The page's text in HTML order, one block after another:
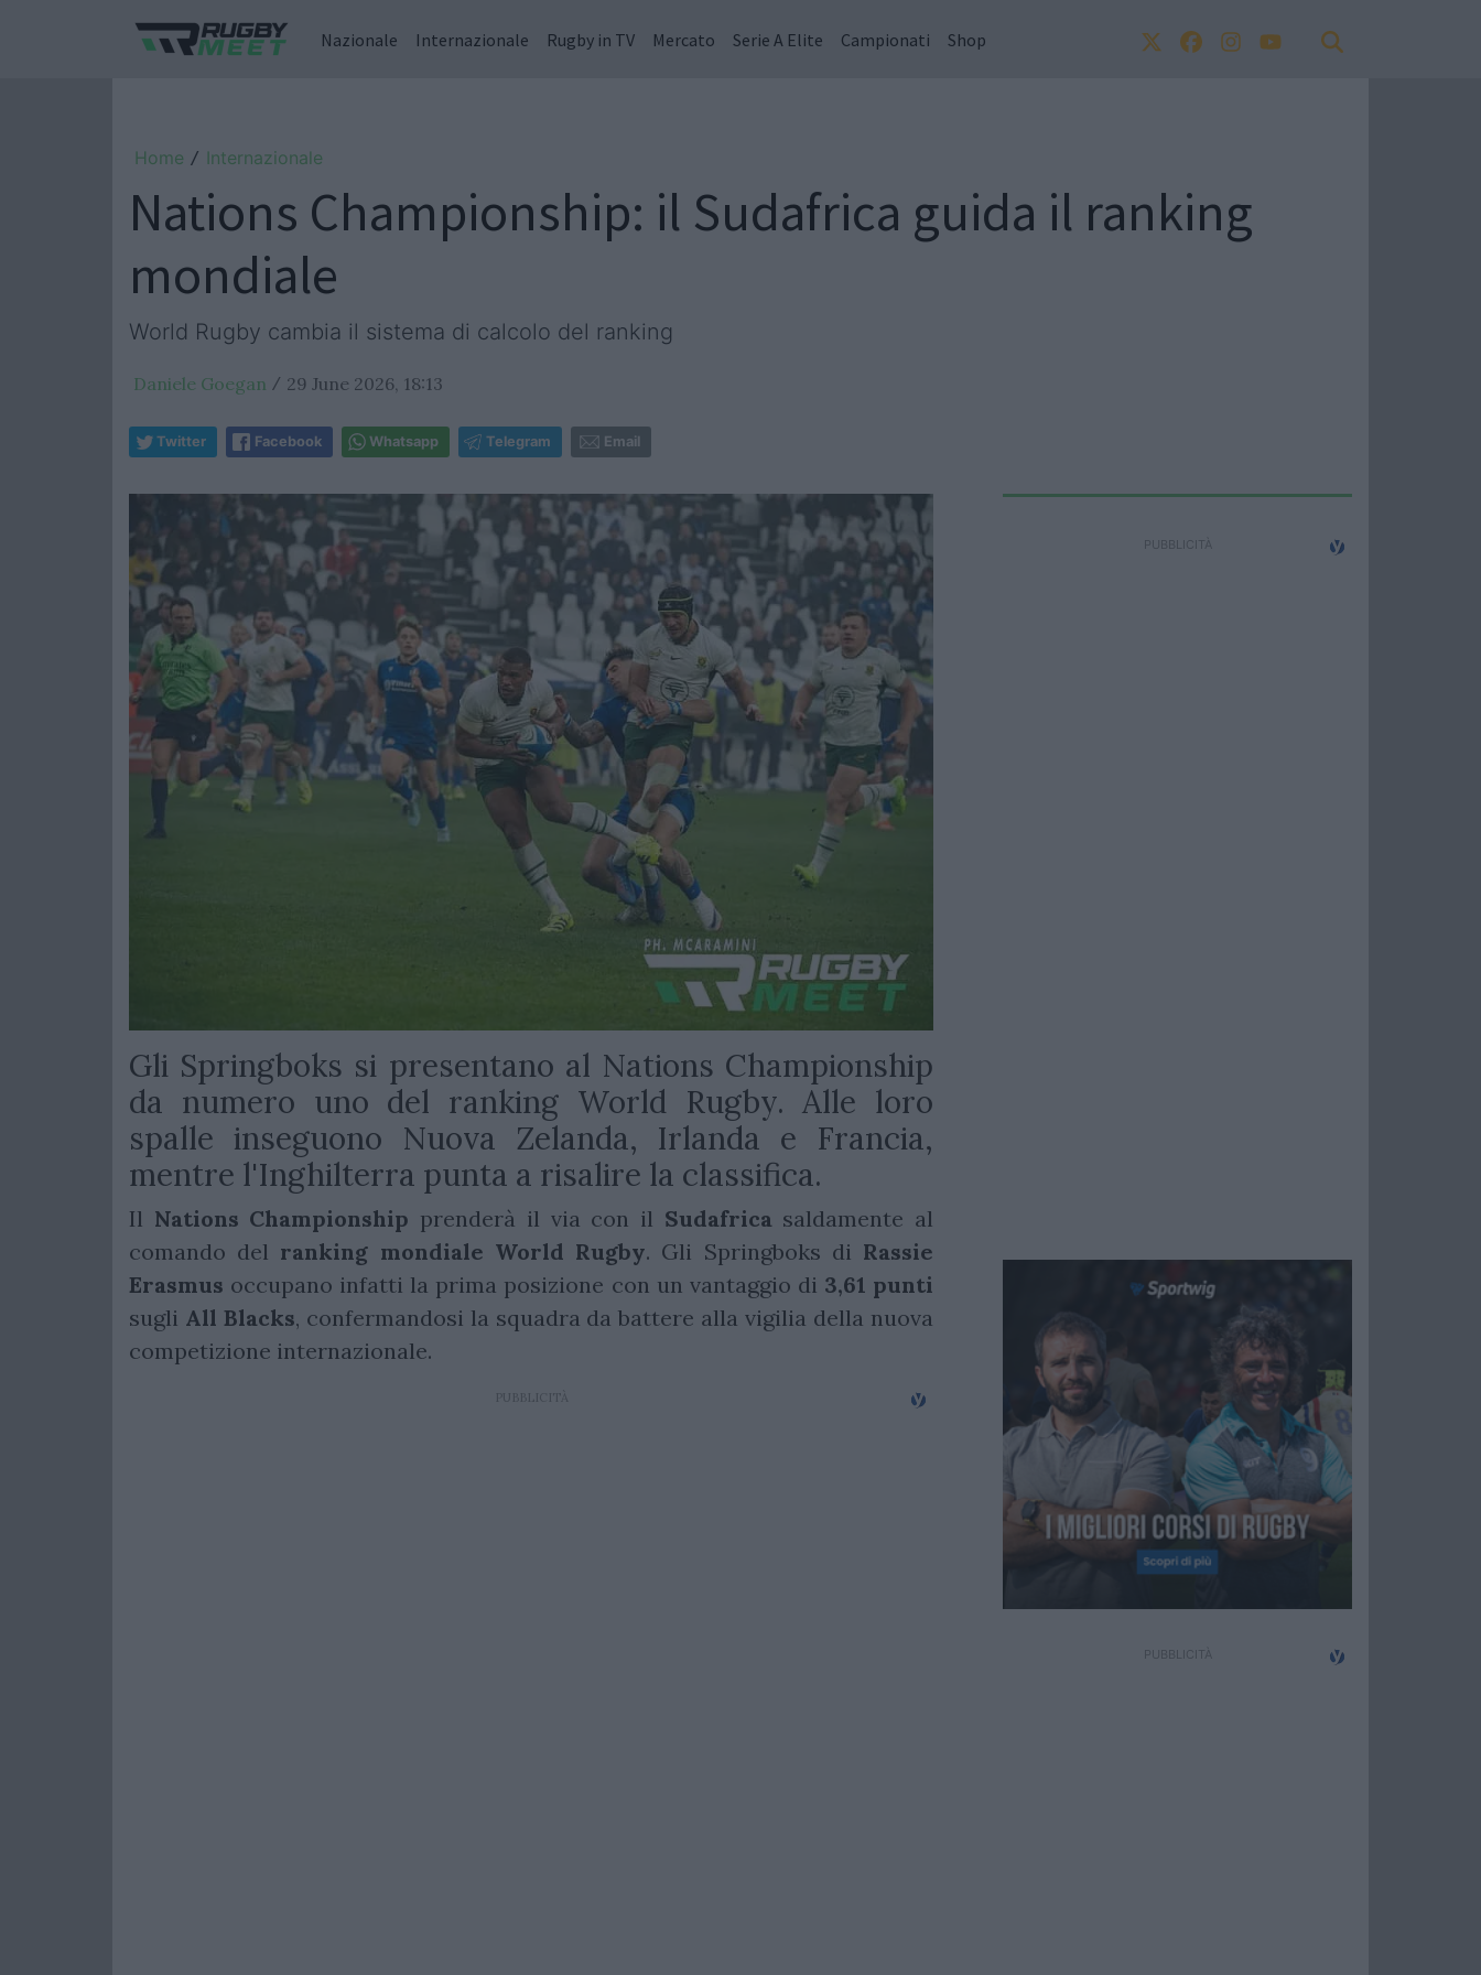
Nazionale Internazionale Rugby in TV Mercato Serie A Elite Campionati Shop
Home / Internazionale
Nations Championship: il Sudafrica guida il ranking
mondiale
World Rugby cambia il sistema di calcolo del ranking
Daniele Goegan / 29 June 2026, 18:13
Twitter Facebook Whatsapp Telegram Email
Gli Springboks si presentano al Nations Championship
da numero uno del ranking World Rugby. Alle loro
spalle inseguono Nuova Zelanda, Irlanda e Francia,
mentre l'Inghilterra punta a risalire la classifica.
Il Nations Championship prenderà il via con il Sudafrica saldamente al
comando del ranking mondiale World Rugby. Gli Springboks di Rassie
Erasmus occupano infatti la prima posizione con un vantaggio di 3,61 punti
sugli All Blacks, confermandosi la squadra da battere alla vigilia della nuova
competizione internazionale.